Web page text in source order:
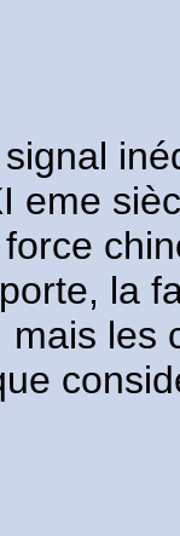
eme
la
les